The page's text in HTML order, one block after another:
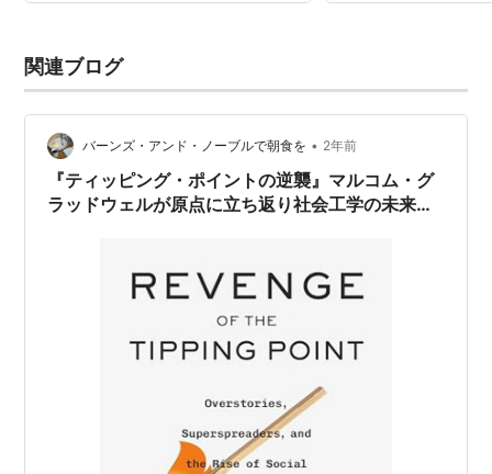
関連ブログ
バーンズ・アンド・ノーブルで朝食を • 2年前
『ティッピング・ポイントの逆襲』マルコム・グ
ラッドウェルが原点に立ち返り社会工学の未来を